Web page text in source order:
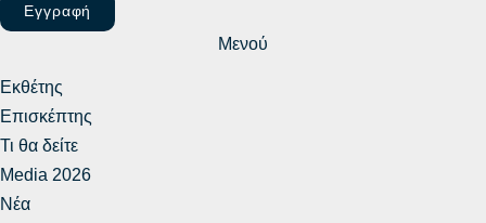
Εγγραφή
Μενού
Εκθέτης
Επισκέπτης
Τι θα δείτε
Media 2026
Νέα